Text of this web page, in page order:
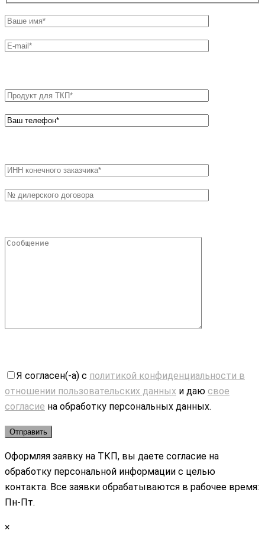
Я согласен(-а) с политикой конфиденциальности в
отношении пользовательских данных и даю свое
согласие на обработку персональных данных.
Оформляя заявку на ТКП, вы даете согласие на
обработку персональной информации с целью
контакта. Все заявки обрабатываются в рабочее время:
Пн-Пт.
×